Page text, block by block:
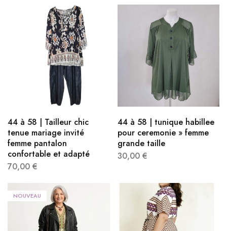
44 à 58 | Tailleur chic
tenue mariage invité
femme pantalon
confortable et adapté
70,00 €
44 à 58 | tunique habillee
pour ceremonie​ » femme
grande taille
30,00 €
NOUVEAU